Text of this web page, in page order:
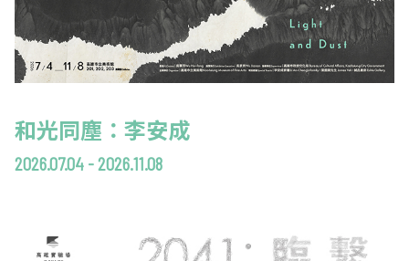
和光同塵：李安成
2026.07.04 - 2026.11.08